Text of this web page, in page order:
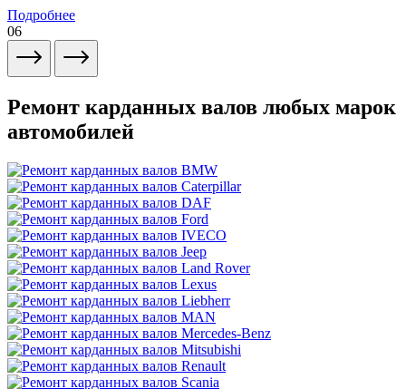
Подробнее
06
Ремонт карданных валов любых марок
автомобилей